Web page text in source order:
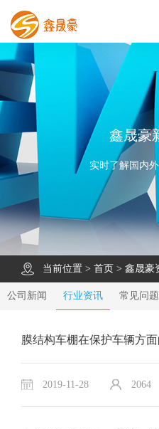
鑫晟豪首页
产品中心
工程案例
膜结构车棚
污水池反吊膜加盖
鑫晟豪资讯
关于鑫晟豪
联系鑫晟豪
鑫晟豪
实时了解国内
当前位置 > 首页 > 鑫晟豪
公司新闻 行业资讯 常见问题
膜结构车棚在保护车辆方
2019-11-28 2064